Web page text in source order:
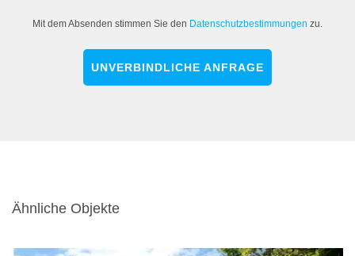
Mit dem Absenden stimmen Sie den Datenschutzbestimmungen zu.
UNVERBINDLICHE ANFRAGE
Ähnliche Objekte